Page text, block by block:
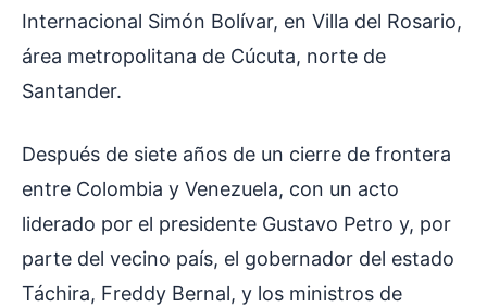
Internacional Simón Bolívar, en Villa del Rosario,
área metropolitana de Cúcuta, norte de
Santander.
Después de siete años de un cierre de frontera
entre Colombia y Venezuela, con un acto
liderado por el presidente Gustavo Petro y, por
parte del vecino país, el gobernador del estado
Táchira, Freddy Bernal, y los ministros de